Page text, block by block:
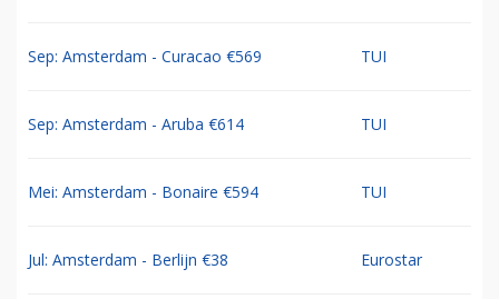
Sep: Amsterdam - Curacao €569 TUI
Sep: Amsterdam - Aruba €614 TUI
Mei: Amsterdam - Bonaire €594 TUI
Jul: Amsterdam - Berlijn €38 Eurostar